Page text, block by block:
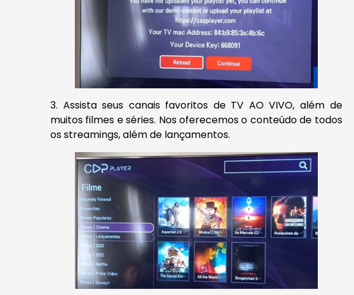
3. Assista seus canais favoritos de TV AO VIVO, além de
muitos filmes e séries. Nos oferecemos o conteúdo de todos
os streamings, além de lançamentos.